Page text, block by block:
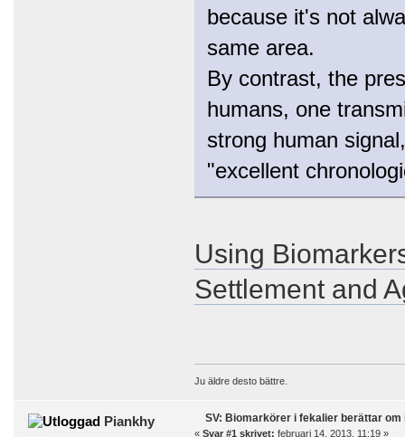
because it's not
same area.
By contrast, the
humans, one
strong human
"excellent
Using
Settlement and
Ju äldre desto bättre.
Piankhy SV: Biomarkörer i fekalier berättar
« Svar #1 skrivet: februari 14, 2013, 11:19 »